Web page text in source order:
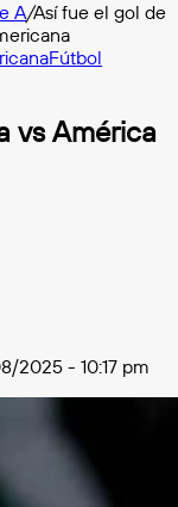
A/Así fue el gol de
Fútbol
vs América
2025 - 10:17 pm